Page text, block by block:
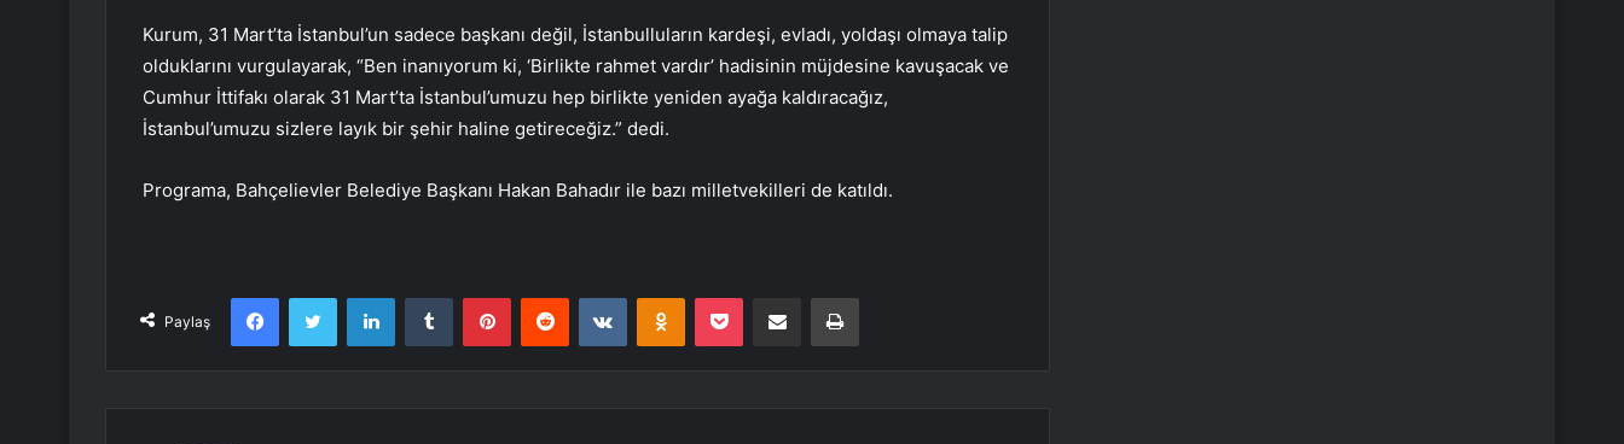
Kurum, 31 Mart’ta İstanbul’un sadece başkanı değil, İstanbulluların kardeşi, evladı, yoldaşı olmaya talip
olduklarını vurgulayarak, “Ben inanıyorum ki, ‘Birlikte rahmet vardır’ hadisinin müjdesine kavuşacak ve
Cumhur İttifakı olarak 31 Mart’ta İstanbul’umuzu hep birlikte yeniden ayağa kaldıracağız,
İstanbul’umuzu sizlere layık bir şehir haline getireceğiz.” dedi.
Programa, Bahçelievler Belediye Başkanı Hakan Bahadır ile bazı milletvekilleri de katıldı.
Paylaş
FacebookTwitter LinkedInTumblr PinterestReddit VKontakteOdnoklassniki
Pocket E-Posta ile paylaş Yazdır